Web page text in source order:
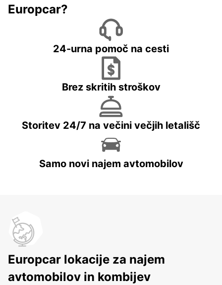
Europcar?
24-urna pomoč na cesti
Brez skritih stroškov
Storitev 24/7 na večini večjih letališč
Samo novi najem avtomobilov
Europcar lokacije za najem
avtomobilov in kombijev